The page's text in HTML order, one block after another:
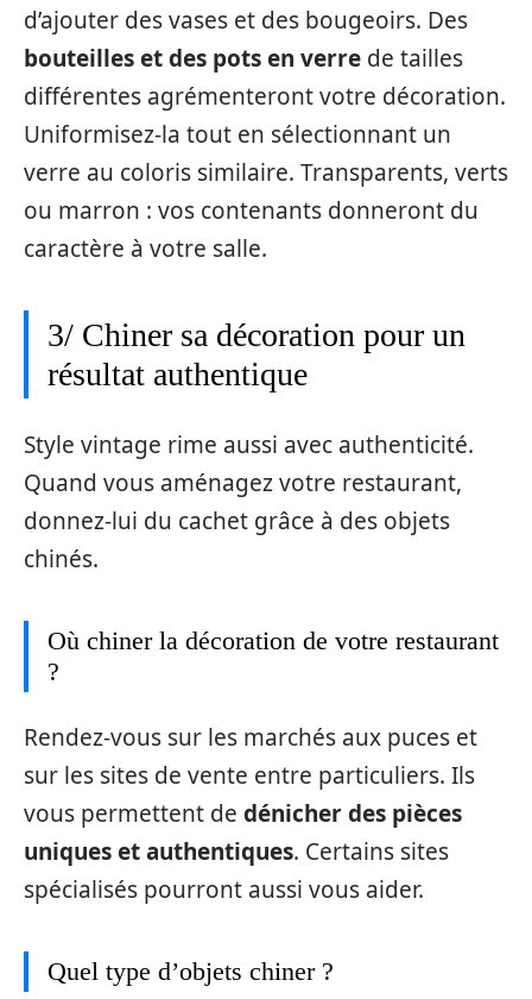
d’ajouter des vases et des bougeoirs. Des
bouteilles et des pots en verre de tailles
différentes agrémenteront votre décoration.
Uniformisez-la tout en sélectionnant un
verre au coloris similaire. Transparents, verts
ou marron : vos contenants donneront du
caractère à votre salle.
3/ Chiner sa décoration pour un
résultat authentique
Style vintage rime aussi avec authenticité.
Quand vous aménagez votre restaurant,
donnez-lui du cachet grâce à des objets
chinés.
Où chiner la décoration de votre restaurant
?
Rendez-vous sur les marchés aux puces et
sur les sites de vente entre particuliers. Ils
vous permettent de dénicher des pièces
uniques et authentiques. Certains sites
spécialisés pourront aussi vous aider.
Quel type d’objets chiner ?